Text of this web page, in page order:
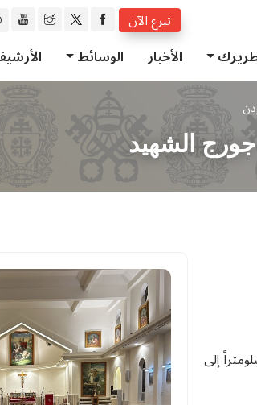
تبرع الآن
الأخبار الوسائط
جورج الشهيد
إلى